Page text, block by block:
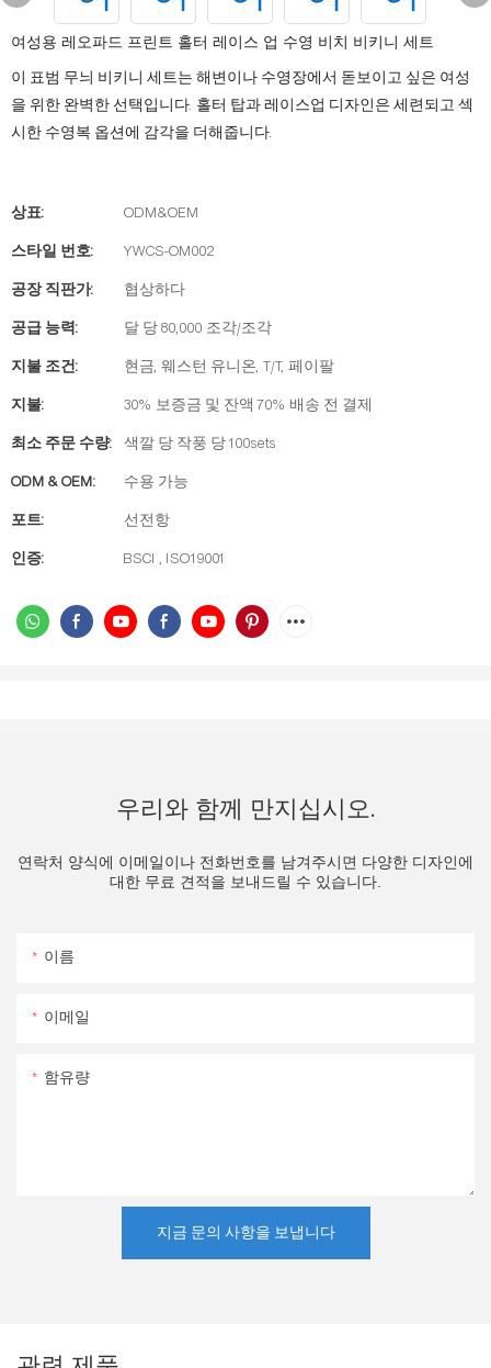
여성용 레오파드 프린트 홀터 레이스 업 수영 비치 비키니 세트
이 표범 무늬 비키니 세트는 해변이나 수영장에서 돋보이고 싶은 여성
을 위한 완벽한 선택입니다. 홀터 탑과 레이스업 디자인은 세련되고 섹
시한 수영복 옵션에 감각을 더해줍니다.
상표: ODM&OEM
스타일 번호: YWCS-OM002
공장 직판가: 협상하다
공급 능력: 달 당 80,000 조각/조각
지불 조건: 현금, 웨스턴 유니온, T/T, 페이팔
지불: 30% 보증금 및 잔액 70% 배송 전 결제
최소 주문 수량: 색깔 당 작풍 당 100sets
ODM & OEM: 수용 가능
포트: 선전항
인증: BSCI , ISO19001
우리와 함께 만지십시오.
연락처 양식에 이메일이나 전화번호를 남겨주시면 다양한 디자인에
대한 무료 견적을 보내드릴 수 있습니다.
이름
이메일
함유량
지금 문의 사항을 보냅니다